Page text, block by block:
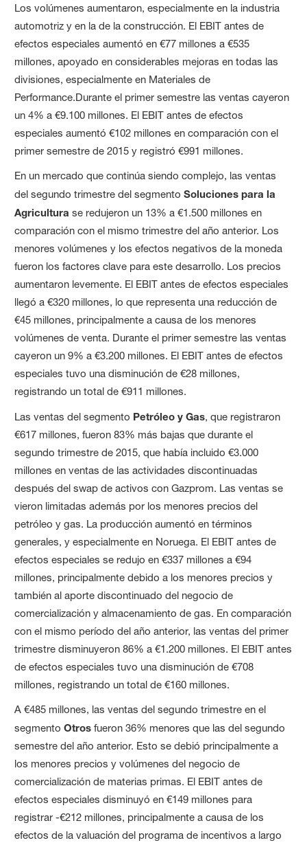
Los volúmenes aumentaron, especialmente en la industria
automotriz y en la de la construcción. El EBIT antes de
efectos especiales aumentó en €77 millones a €535
millones, apoyado en considerables mejoras en todas las
divisiones, especialmente en Materiales de
Performance.Durante el primer semestre las ventas cayeron
un 4% a €9.100 millones. El EBIT antes de efectos
especiales aumentó €102 millones en comparación con el
primer semestre de 2015 y registró €991 millones.
En un mercado que continúa siendo complejo, las ventas
del segundo trimestre del segmentoSoluciones para la
Agricultura se redujeron un 13% a €1.500 millones en
comparación con el mismo trimestre del año anterior. Los
menores volúmenes y los efectos negativos de la moneda
fueron los factores clave para este desarrollo. Los precios
aumentaron levemente. El EBIT antes de efectos especiales
llegó a €320 millones, lo que representa una reducción de
€45 millones, principalmente a causa de los menores
volúmenes de venta. Durante el primer semestre las ventas
cayeron un 9% a €3.200 millones. El EBIT antes de efectos
especiales tuvo una disminución de €28 millones,
registrando un total de €911 millones.
Las ventas del segmento Petróleo y Gas, que registraron
€617 millones, fueron 83% más bajas que durante el
segundo trimestre de 2015, que había incluido €3.000
millones en ventas de las actividades discontinuadas
después del swap de activos con Gazprom. Las ventas se
vieron limitadas además por los menores precios del
petróleo y gas. La producción aumentó en términos
generales, y especialmente en Noruega. El EBIT antes de
efectos especiales se redujo en €337 millones a €94
millones, principalmente debido a los menores precios y
también al aporte discontinuado del negocio de
comercialización y almacenamiento de gas. En comparación
con el mismo período del año anterior, las ventas del primer
trimestre disminuyeron 86% a €1.200 millones. El EBIT antes
de efectos especiales tuvo una disminución de €708
millones, registrando un total de €160 millones.
A €485 millones, las ventas del segundo trimestre en el
segmentoOtros fueron 36% menores que las del segundo
semestre del año anterior. Esto se debió principalmente a
los menores precios y volúmenes del negocio de
comercialización de materias primas. El EBIT antes de
efectos especiales disminuyó en €149 millones para
registrar -€212 millones, principalmente a causa de los
efectos de la valuación del programa de incentivos a largo